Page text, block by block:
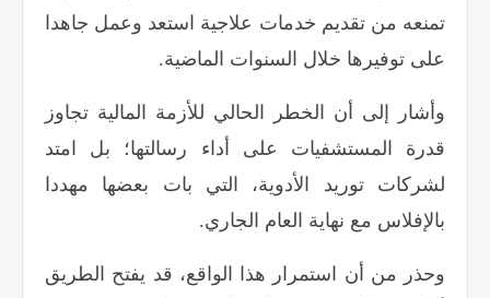
تمنعه من تقديم خدمات علاجية استعد وعمل جاهدا
على توفيرها خلال السنوات الماضية.
وأشار إلى أن الخطر الحالي للأزمة المالية تجاوز
قدرة المستشفيات على أداء رسالتها؛ بل امتد
لشركات توريد الأدوية، التي بات بعضها مهددا
بالإفلاس مع نهاية العام الجاري.
وحذر من أن استمرار هذا الواقع، قد يفتح الطريق